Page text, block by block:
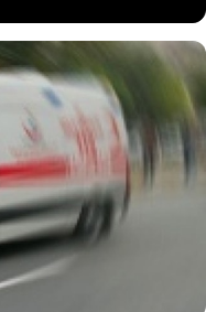
ilçesinde, üçüncü
düşen 84
hayatını kaybetti.